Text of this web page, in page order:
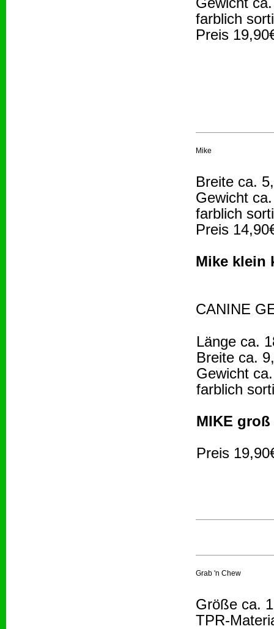
farblich
Preis
Mike
Breite ca.
Gewicht
farblich
Preis
Mike klein
CANINE
Länge ca.
Breite ca.
Gewicht
farblich
MIKE
Preis
Grab 'n Chew
Größe ca.
TPR-